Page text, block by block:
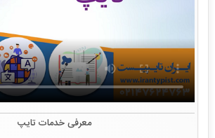
معرفی خدمات تایپ